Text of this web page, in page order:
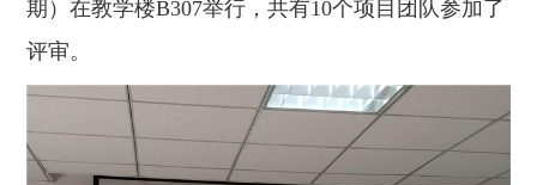
期）在教学楼B307举行，共有10个项目团队参加了
评审。